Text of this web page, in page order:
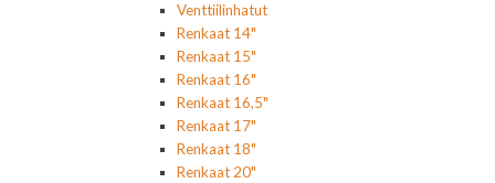
Venttiilinhatut
Renkaat 14"
Renkaat 15"
Renkaat 16"
Renkaat 16,5"
Renkaat 17"
Renkaat 18"
Renkaat 20"